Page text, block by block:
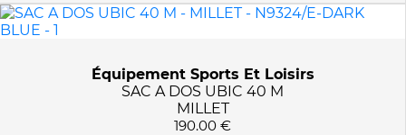
Équipement Sports Et Loisirs
SAC A DOS UBIC 40 M
MILLET
190.00 €